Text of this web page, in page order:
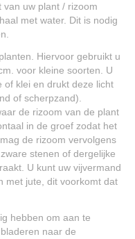
uw plant / rizoom
met water. Dit is nodig
Hiervoor gebruikt u
voor kleine soorten. U
of klei en drukt deze licht
of scherpzand).
de rizoom van de plant
in de groef zodat het
de rizoom vervolgens
stenen of dergelijke
U kunt uw vijvermand
met jute, dit voorkomt dat
hebben om aan te
naar de